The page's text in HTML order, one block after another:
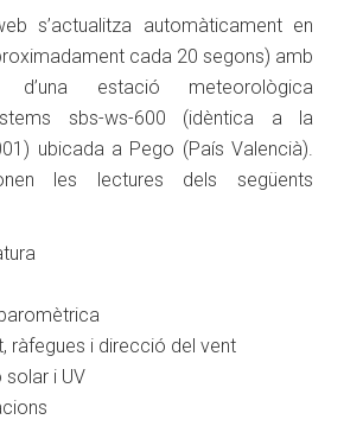
s’actualitza automàticament en
cada 20 segons) amb
d’una estació meteorològica
sbs-ws-600 (idèntica a la
ubicada a Pego (País Valencià).
les lectures dels següents
ràfegues i direcció del vent
solar i UV